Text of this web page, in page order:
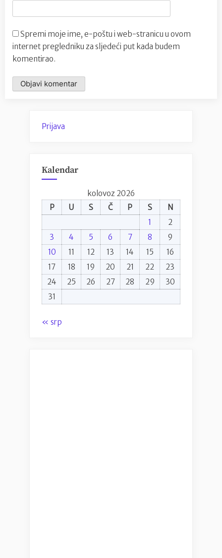
Spremi moje ime, e-poštu i web-stranicu u ovom
internet pregledniku za sljedeći put kada budem
komentirao.
Prijava
Kalendar
kolovoz 2026
P
U S Č P S
N
1
2
3
4 5 6 7 8
9
10
11 12 13 14 15
16
17
18 19 20 21 22
23
24
25 26 27 28 29
30
31
« srp